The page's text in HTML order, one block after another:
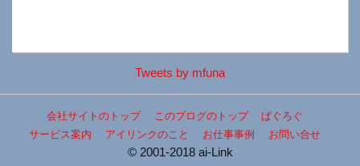
Tweets by mfuna
会社サイトのトップ このブログのトップ
ぱぐろぐ
サービス案内
アイリンクのこと お仕事事例 お問い合せ
© 2001-2018 ai-Link